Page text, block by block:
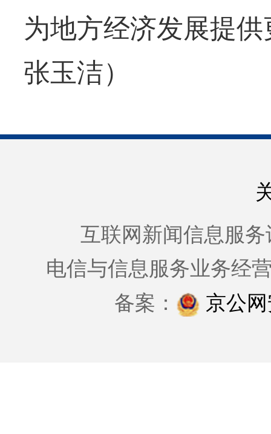
为地方经济发展提
张玉洁）
互联网新闻信息服务
电信与信息服务业务经
备案：
京公网